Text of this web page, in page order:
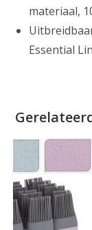
materiaal,
Essential